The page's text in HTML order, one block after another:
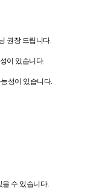
권장 드립니다.
이 있습니다.
성이 있습니다.
을 수 있습니다.